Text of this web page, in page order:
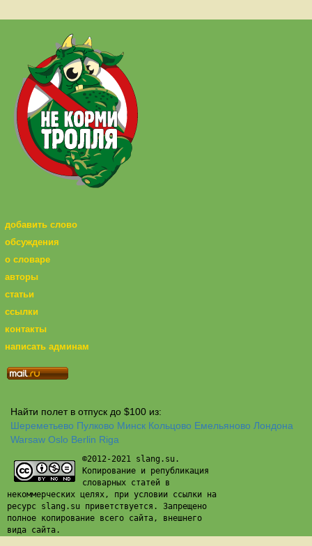
добавить слово
обсуждения
о словаре
авторы
статьи
ссылки
контакты
написать админам
Найти полет в отпуск до $100 из:
Шереметьево Пулково Минск Кольцово Емельяново Лондона
Warsaw Oslo Berlin Riga
©2012-2021 slang.su.
Копирование и републикация
словарных статей в
некоммерческих целях, при условии ссылки на
ресурс slang.su приветствуется. Запрещено
полное копирование всего сайта, внешнего
вида сайта.